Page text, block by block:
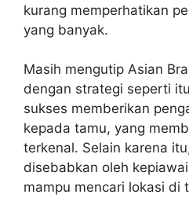
kurang memperhatikan
yang banyak.
Masih mengutip Asian
dengan strategi seperti
sukses memberikan
kepada tamu, yang
terkenal. Selain karena
disebabkan oleh
mampu mencari lokasi di